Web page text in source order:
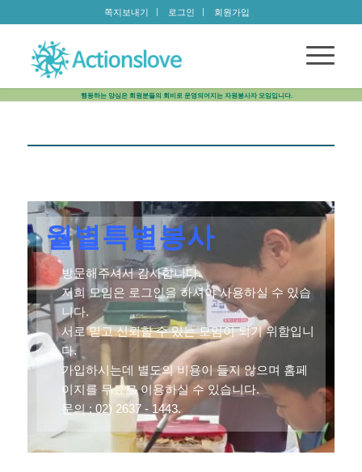
쪽지보내기 로그인 회원가입
행동하는 양심은 회원분들의 회비로 운영되어지는 자원봉사자 모임입니다.
월별특별봉사
방문해주셔서 감사합니다.
저희 모임은 로그인을 하셔야 사용하실 수 있습
니다.
서로 믿고 신뢰할 수 있는 모임이 되기 위함입니
다.
가입하시는데 별도의 비용이 들지 않으며 홈페
이지를 무료로 이용하실 수 있습니다.
문의 : 02) 2637 - 1443.